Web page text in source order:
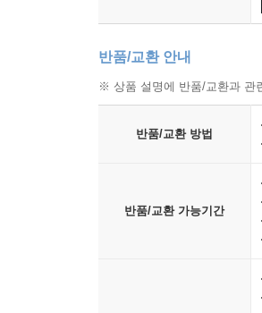
이상한 점을 찾아라!: 이에
숫자로 알아볼까요?: 제왕
혼을 쏙 빼는 건축물
부글부글 화산들
판타스틱 놀라운 세계 정
숫자로 알아볼까요?: 치첸
반품/교환 안내
※ 상품 설명에 반품/교환과 관
반품/교환 방법
반품/교환 가능기간